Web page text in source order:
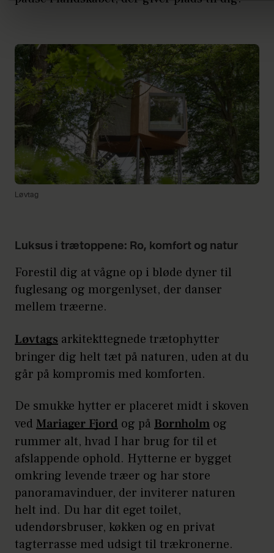
Løvtag
Luksus i trætoppene: Ro, komfort og natur
Forestil dig at vågne op i bløde dyner til
fuglesang og morgenlyset, der danser
mellem træerne.
Løvtags arkitekttegnede trætophytter
bringer dig helt tæt på naturen, uden at du
går på kompromis med komforten.
De smukke hytter er placeret midt i skoven
ved Mariager Fjord og på Bornholm og
rummer alt, hvad I har brug for til et
afslappende ophold. Hytterne er bygget
omkring levende træer og har store
panoramavinduer, der inviterer naturen
helt ind. Du har dit eget toilet,
udendørsbruser, køkken og en privat
tagterrasse med udsigt til trækronerne.